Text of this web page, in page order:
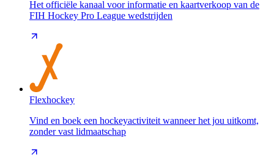
Het officiële kanaal voor informatie en kaartverkoop van de
FIH Hockey Pro League wedstrijden
Flexhockey
Vind en boek een hockeyactiviteit wanneer het jou uitkomt,
zonder vast lidmaatschap